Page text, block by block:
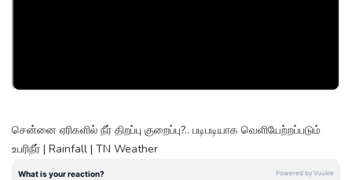
சென்னை ஏரிகளில் நீர் திறப்பு குறைப்பு?.. படிபடியாக வெளியேற்றப்படும்
உபரிநீர் | Rainfall | TN Weather